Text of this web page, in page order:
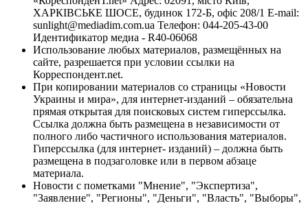
ХАРКІВСЬКЕ ШОСЕ, будинок 172-Б, офіс 208/1 E-mail:
sunlight@mediadim.com.ua Телефон: 044-205-43-00
Идентификатор медиа - R40-06068
Использование любых материалов, размещённых на
сайте, разрешается при условии ссылки на
Корреспондент.net.
При копировании материалов со страницы «Новости
Украины и мира», для интернет-изданий – обязательна
прямая открытая для поисковых систем гиперссылка.
Ссылка должна быть размещена в независимости от
полного либо частичного использования материалов.
Гиперссылка (для интернет- изданий) – должна быть
размещена в подзаголовке или в первом абзаце
материала.
Новости с пометками "Мнение", "Экспертиза",
"Заявление", "Регионы", "Деньги", "Власть", "Выборы",